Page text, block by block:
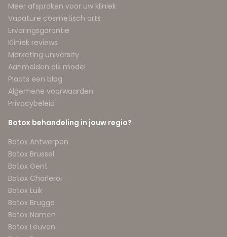
Meer afspraken voor uw kliniek
Vacature cosmetisch arts
Ervaringsgarantie
Kliniek reviews
Marketing university
Aanmelden als model
Plaats een blog
Algemene voorwaarden
Privacybeleid
Botox behandeling in jouw regio?
Botox Antwerpen
Botox Brussel
Botox Gent
Botox Charleroi
Botox Luik
Botox Brugge
Botox Namen
Botox Leuven